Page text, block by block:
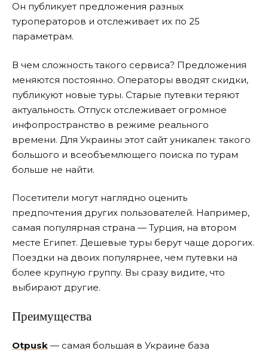
Он публикует предложения разных
туроператоров и отслеживает их по 25
параметрам.
В чем сложность такого сервиса? Предложения
меняются постоянно. Операторы вводят скидки,
публикуют новые туры. Старые путевки теряют
актуальность. Отпуск отслеживает огромное
инфопространство в режиме реального
времени. Для Украины этот сайт уникален: такого
большого и всеобъемлющего поиска по турам
больше не найти.
Посетители могут наглядно оценить
предпочтения других пользователей. Например,
самая популярная страна — Турция, на втором
месте Египет. Дешевые туры берут чаще дорогих.
Поездки на двоих популярнее, чем путевки на
более крупную группу. Вы сразу видите, что
выбирают другие.
Преимущества
Otpusk — самая большая в Украине база